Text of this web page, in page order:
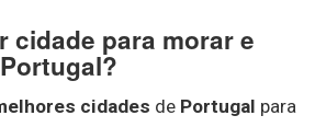
cidade para morar e
cidades de Portugal para